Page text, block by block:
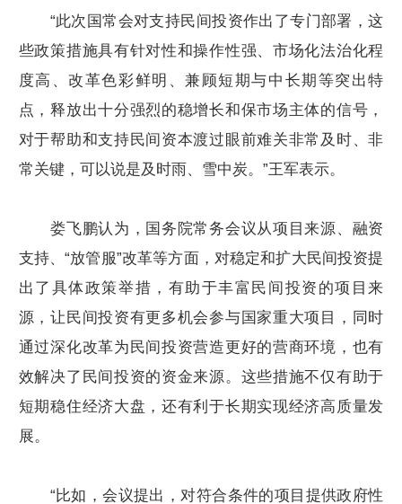
“此次国常会对支持民间投资作出了专门部署，这
些政策措施具有针对性和操作性强、市场化法治化程
度高、改革色彩鲜明、兼顾短期与中长期等突出特
点，释放出十分强烈的稳增长和保市场主体的信号，
对于帮助和支持民间资本渡过眼前难关非常及时、非
常关键，可以说是及时雨、雪中炭。”王军表示。
娄飞鹏认为，国务院常务会议从项目来源、融资
支持、“放管服”改革等方面，对稳定和扩大民间投资提
出了具体政策举措，有助于丰富民间投资的项目来
源，让民间投资有更多机会参与国家重大项目，同时
通过深化改革为民间投资营造更好的营商环境，也有
效解决了民间投资的资金来源。这些措施不仅有助于
短期稳住经济大盘，还有利于长期实现经济高质量发
展。
“比如，会议提出，对符合条件的项目提供政府性